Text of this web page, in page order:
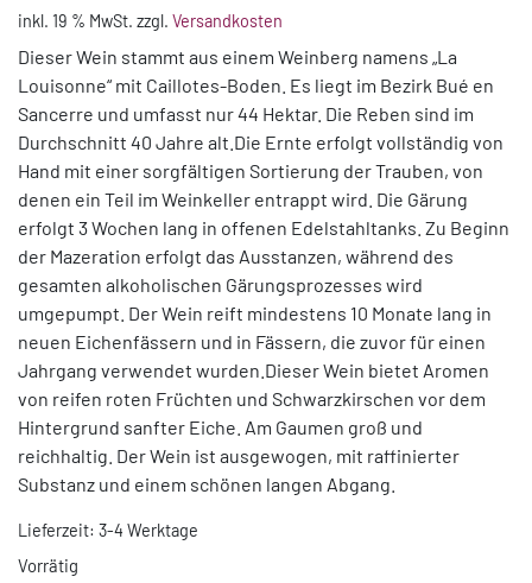
inkl. 19 % MwSt. zzgl. Versandkosten
Dieser Wein stammt aus einem Weinberg namens „La
Louisonne“ mit Caillotes-Boden. Es liegt im Bezirk Bué en
Sancerre und umfasst nur 44 Hektar. Die Reben sind im
Durchschnitt 40 Jahre alt.Die Ernte erfolgt vollständig von
Hand mit einer sorgfältigen Sortierung der Trauben, von
denen ein Teil im Weinkeller entrappt wird. Die Gärung
erfolgt 3 Wochen lang in offenen Edelstahltanks. Zu Beginn
der Mazeration erfolgt das Ausstanzen, während des
gesamten alkoholischen Gärungsprozesses wird
umgepumpt. Der Wein reift mindestens 10 Monate lang in
neuen Eichenfässern und in Fässern, die zuvor für einen
Jahrgang verwendet wurden.Dieser Wein bietet Aromen
von reifen roten Früchten und Schwarzkirschen vor dem
Hintergrund sanfter Eiche. Am Gaumen groß und
reichhaltig. Der Wein ist ausgewogen, mit raffinierter
Substanz und einem schönen langen Abgang.
Lieferzeit: 3-4 Werktage
Vorrätig